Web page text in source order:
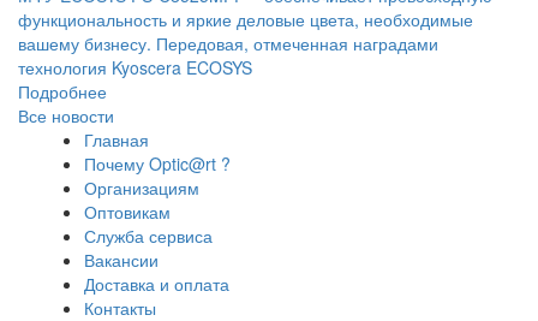
функциональность и яркие деловые цвета, необходимые
вашему бизнесу. Передовая, отмеченная наградами
технология Kyoscera ECOSYS
Подробнее
Все новости
Главная
Почему Optic@rt ?
Организациям
Оптовикам
Служба сервиса
Вакансии
Доставка и оплата
Контакты